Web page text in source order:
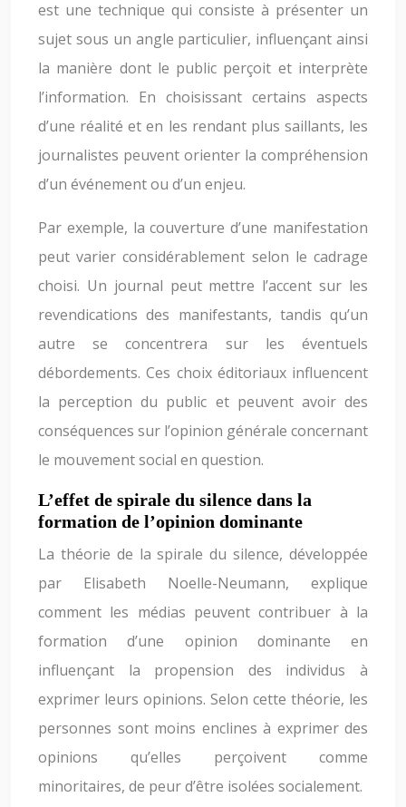
est une technique qui consiste à présenter un
sujet sous un angle particulier, influençant ainsi
la manière dont le public perçoit et interprète
l’information. En choisissant certains aspects
d’une réalité et en les rendant plus saillants, les
journalistes peuvent orienter la compréhension
d’un événement ou d’un enjeu.
Par exemple, la couverture d’une manifestation
peut varier considérablement selon le cadrage
choisi. Un journal peut mettre l’accent sur les
revendications des manifestants, tandis qu’un
autre se concentrera sur les éventuels
débordements. Ces choix éditoriaux influencent
la perception du public et peuvent avoir des
conséquences sur l’opinion générale concernant
le mouvement social en question.
L’effet de spirale du silence dans la
formation de l’opinion dominante
La théorie de la spirale du silence, développée
par Elisabeth Noelle-Neumann, explique
comment les médias peuvent contribuer à la
formation d’une opinion dominante en
influençant la propension des individus à
exprimer leurs opinions. Selon cette théorie, les
personnes sont moins enclines à exprimer des
opinions qu’elles perçoivent comme
minoritaires, de peur d’être isolées socialement.